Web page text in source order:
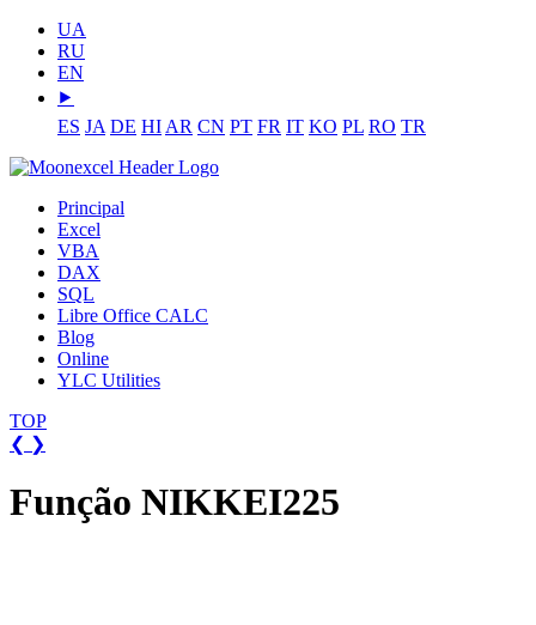
UA
RU
EN
⯈
ES JA DE HI AR CN PT FR IT KO PL RO TR
Principal
Excel
VBA
DAX
SQL
Libre Office CALC
Blog
Online
YLC Utilities
TOP
❮ ❯
Função NIKKEI225